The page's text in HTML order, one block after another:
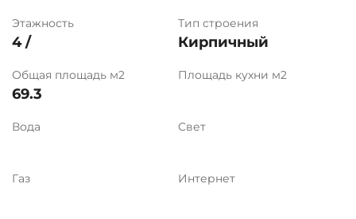
Этажность
4 /
Тип строения
Кирпичный
Общая площадь м2
69.3
Площадь кухни м2
Вода Свет
Газ Интернет